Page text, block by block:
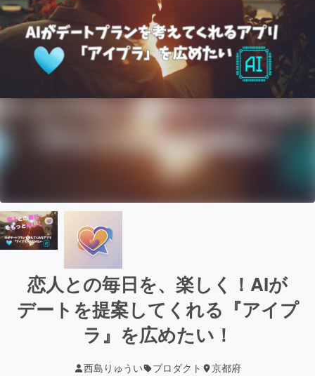
恋人との毎日を、楽しく！AIが
デートを提案してくれる『アイプ
ラ』を広めたい！
西島りゅうい プロダクト 京都府